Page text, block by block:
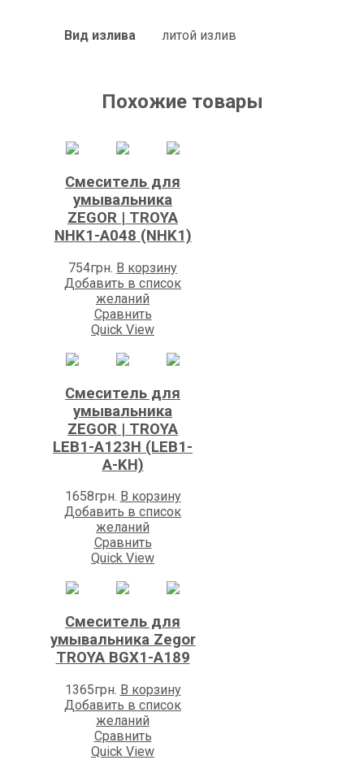
Вид излива литой излив
Похожие товары
Смеситель для
умывальника
ZEGOR | TROYA
NHK1-A048 (NHK1)
754грн. В корзину
Добавить в список
желаний
Сравнить
Quick View
Смеситель для
умывальника
ZEGOR | TROYA
LEB1-A123H (LEB1-
A-KH)
1658грн. В корзину
Добавить в список
желаний
Сравнить
Quick View
Смеситель для
умывальника Zegоr
TROYA BGX1-A189
1365грн. В корзину
Добавить в список
желаний
Сравнить
Quick View